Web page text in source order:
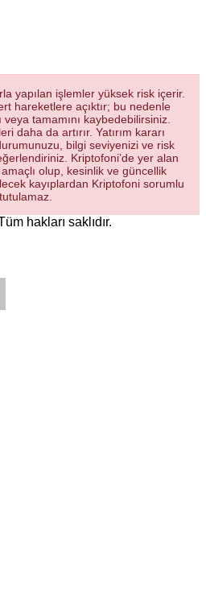
yapılan işlemler yüksek risk içerir.
hareketlere açıktır; bu nedenle
veya tamamını kaybedebilirsiniz.
daha da artırır. Yatırım kararı
bilgi seviyenizi ve risk
Kriptofoni’de yer alan
olup, kesinlik ve güncellik
kayıplardan Kriptofoni sorumlu
tutulamaz.
hakları saklıdır.